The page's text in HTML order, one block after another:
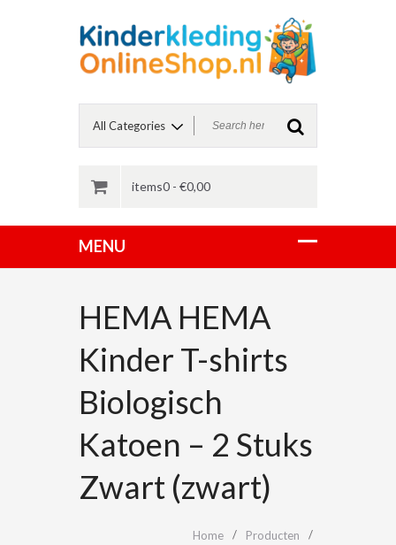
items0 - €0,00
HEMA HEMA
Kinder T-shirts
Biologisch
Katoen – 2 Stuks
Zwart (zwart)
Home
Producten